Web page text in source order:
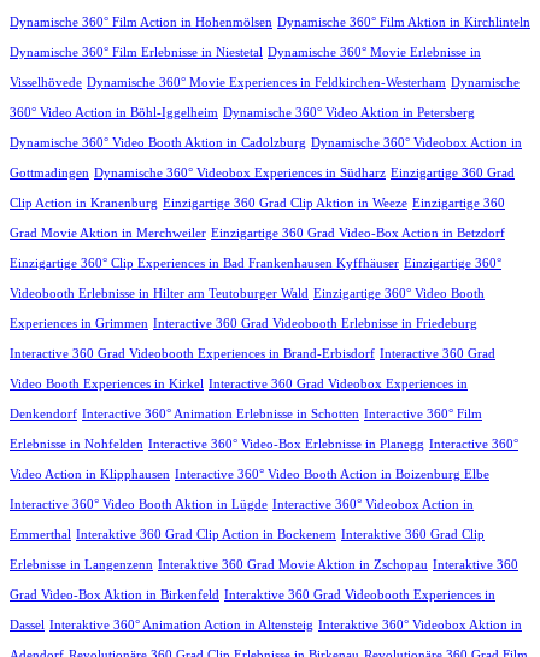
Dynamische 360° Film Action in Hohenmölsen Dynamische 360° Film Aktion in Kirchlinteln
Dynamische 360° Film Erlebnisse in Niestetal Dynamische 360° Movie Erlebnisse in
Visselhövede Dynamische 360° Movie Experiences in Feldkirchen-Westerham Dynamische
360° Video Action in Böhl-Iggelheim Dynamische 360° Video Aktion in Petersberg
Dynamische 360° Video Booth Aktion in Cadolzburg Dynamische 360° Videobox Action in
Gottmadingen Dynamische 360° Videobox Experiences in Südharz Einzigartige 360 Grad
Clip Action in Kranenburg Einzigartige 360 Grad Clip Aktion in Weeze Einzigartige 360
Grad Movie Aktion in Merchweiler Einzigartige 360 Grad Video-Box Action in Betzdorf
Einzigartige 360° Clip Experiences in Bad Frankenhausen Kyffhäuser Einzigartige 360°
Videobooth Erlebnisse in Hilter am Teutoburger Wald Einzigartige 360° Video Booth
Experiences in Grimmen Interactive 360 Grad Videobooth Erlebnisse in Friedeburg
Interactive 360 Grad Videobooth Experiences in Brand-Erbisdorf Interactive 360 Grad
Video Booth Experiences in Kirkel Interactive 360 Grad Videobox Experiences in
Denkendorf Interactive 360° Animation Erlebnisse in Schotten Interactive 360° Film
Erlebnisse in Nohfelden Interactive 360° Video-Box Erlebnisse in Planegg Interactive 360°
Video Action in Klipphausen Interactive 360° Video Booth Action in Boizenburg Elbe
Interactive 360° Video Booth Aktion in Lügde Interactive 360° Videobox Action in
Emmerthal Interaktive 360 Grad Clip Action in Bockenem Interaktive 360 Grad Clip
Erlebnisse in Langenzenn Interaktive 360 Grad Movie Aktion in Zschopau Interaktive 360
Grad Video-Box Aktion in Birkenfeld Interaktive 360 Grad Videobooth Experiences in
Dassel Interaktive 360° Animation Action in Altensteig Interaktive 360° Videobox Aktion in